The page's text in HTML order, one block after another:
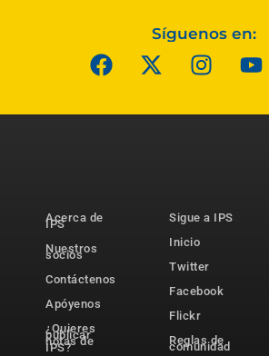
Síguenos en:
Acerca de
IPS
Nuestros
socios
Contáctenos
Apóyenos
¿Quieres
publicar
notas de
IPS?
Sigue a IPS
Inicio
Twitter
Facebook
Flickr
Reglas de
comunidad